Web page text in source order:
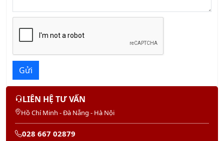
Gửi
LIÊN HỆ TƯ VẤN
Hồ Chí Minh - Đà Nẵng - Hà Nội
028 667 02879